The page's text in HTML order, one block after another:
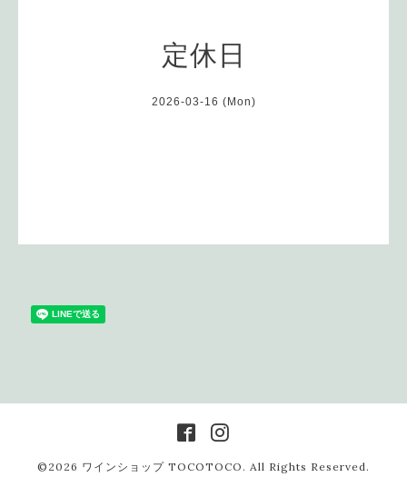
定休日
2026-03-16 (Mon)
©2026 ワインショップ TOCOTOCO . All Rights Reserved.